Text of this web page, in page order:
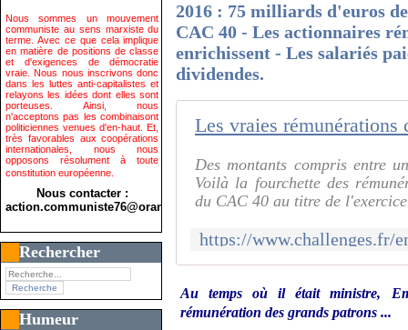
Nous sommes un mouvement
communiste au sens marxiste du
terme. Avec ce que cela implique
en matière de positions de classe
et d'exigences de démocratie
vraie. Nous nous inscrivons donc
dans les luttes anti-capitalistes et
relayons les idées dont elles sont
porteuses. Ainsi, nous
n'acceptons pas les combinaisont
politiciennes venues d'en-haut. Et,
très favorables aux coopérations
internationales, nous nous
opposons résolument à toute
constitution européenne.
Nous contacter :
action.communiste76@orange.fr>
Rechercher
Humeur
2016 : 75 milliards d'euros
CAC 40 - Les actionnaires
enrichissent - Les salariés
dividendes.
Les vraies rémunérations
Des montants compris entre
Voilà la fourchette des
du CAC 40 au titre de
Au temps où il était ministre,
rémunération des grands patrons ...